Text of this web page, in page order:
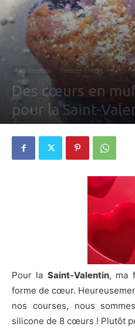
Mes Recettes Recettes Enfant
Des cœurs en
pour la Saint-
Pour la Saint-Valentin, ma
forme de cœur.
nos courses, nous
silicone de 8 cœurs ! Plutôt